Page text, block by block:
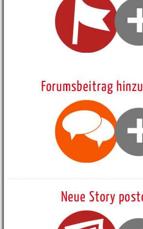
Forumsbeitrag
Neue Story